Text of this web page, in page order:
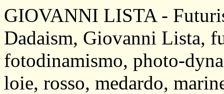
GIOVANNI LISTA -
Dadaism, Giovanni Lista,
fotodinamismo, photo-
loie, rosso, medardo,